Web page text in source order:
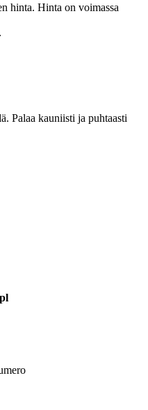
hinta. Hinta on voimassa
Palaa kauniisti ja puhtaasti